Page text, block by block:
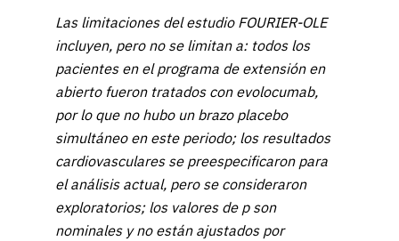
Las limitaciones del estudio FOURIER-OLE
incluyen, pero no se limitan a: todos los
pacientes en el programa de extensión en
abierto fueron tratados con evolocumab,
por lo que no hubo un brazo placebo
simultáneo en este periodo; los resultados
cardiovasculares se preespecificaron para
el análisis actual, pero se consideraron
exploratorios; los valores de p son
nominales y no están ajustados por